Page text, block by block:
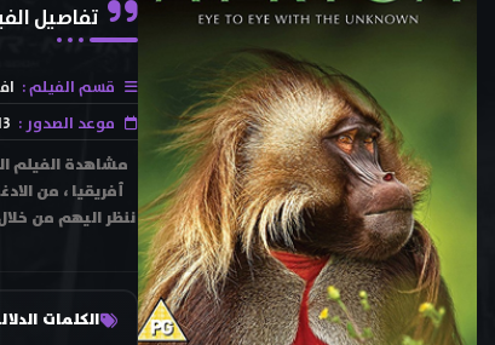
تفاصيل
قسم الفيلم :
موعد الصدور :
أفريقيا ، من
ننظر اليهم من
الكلمات